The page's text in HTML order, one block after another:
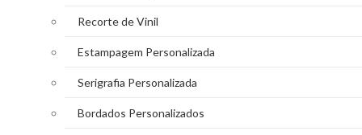
Recorte de Vinil
Estampagem Personalizada
Serigrafia Personalizada
Bordados Personalizados